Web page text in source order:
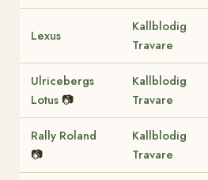
Lexus
Kallblodig
Travare
Ulricebergs
Lotus 📷
Kallblodig
Travare
Rally Roland
📷
Kallblodig
Travare